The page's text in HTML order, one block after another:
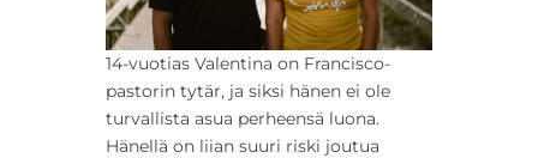
14-vuotias Valentina on Francisco-
pastorin tytär, ja siksi hänen ei ole
turvallista asua perheensä luona.
Hänellä on liian suuri riski joutua